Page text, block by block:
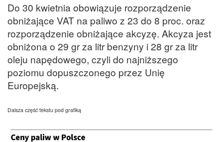
Do 30 kwietnia obowiązuje rozporządzenie
obniżające VAT na paliwo z 23 do 8 proc. oraz
rozporządzenie obniżające akcyzę. Akcyza jest
obniżona o 29 gr za litr benzyny i 28 gr za litr
oleju napędowego, czyli do najniższego
poziomu dopuszczonego przez Unię
Europejską.
Dalsza część tekstu pod grafiką